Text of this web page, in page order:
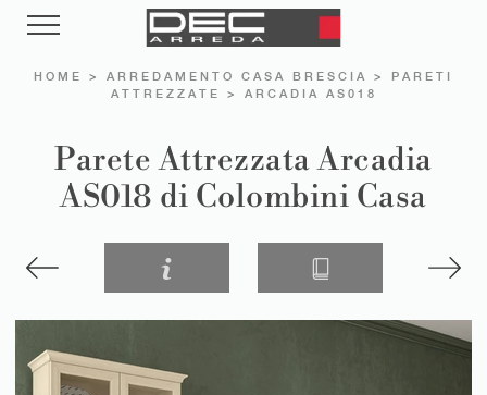
HOME > ARREDAMENTO CASA BRESCIA > PARETI
ATTREZZATE
> ARCADIA AS018
Parete Attrezzata Arcadia
AS018 di Colombini Casa